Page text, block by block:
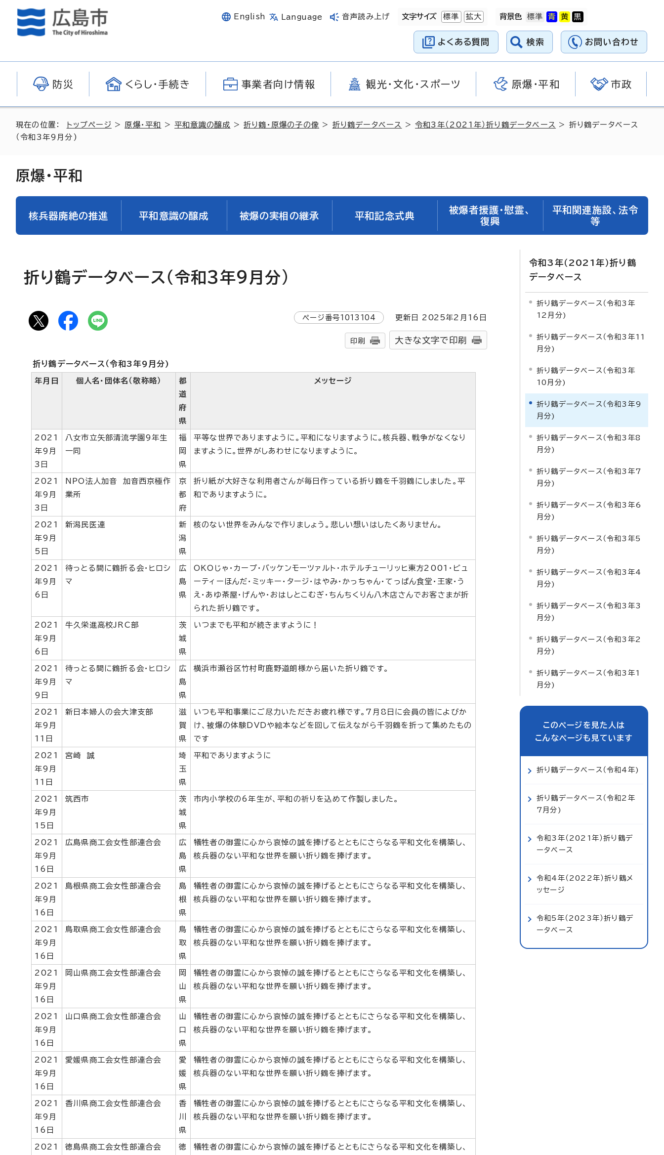
English Language 音声読み上げ 文字サイズ 標準 拡大 背景色
よくある質問 検索 お問い合わせ
防災 くらし・手続き 事業者向け情報 観光・文化・スポーツ 原爆・平和 市政
現在の位置： トップページ > 原爆・平和 >平和意識の醸成 >折り鶴・原爆の子の像 > 折り鶴データベース >令和3年（2021年）折り鶴データベース > 折り鶴データベース
（令和3年9月分)
原爆・平和
核兵器廃絶の推進 平和意識の醸成 被爆の実相の継承 平和記念式典
被爆者援護・慰霊、
復興
平和関連施設、法令
等
折り鶴データベース（令和3年9月分)
ページ番号1013104 更新日 2025年2月 16 日
印刷 大きな文字で印刷
折り鶴データベース（令和3年9月分)
年月日 個人名・団体名（敬称略）
都
道
府
県
メッセージ
2021
年9月
3日
八女市立矢部清流学園9年生
一同
福
岡
県
平等な世界でありますように。平和になりますように。核兵器、戦争がなくなり
ますように。世界がしあわせになりますように。
2021
年9月
3日
NPO法人加音 加音西京極作
業所
京
都
府
折り紙が大好きな利用者さんが毎日作っている折り鶴を千羽鶴にしました。平
和でありますように。
2021
年9月
5日
新潟民医連
新
潟
県
核のない世界をみんなで作りましょう。悲しい想いはしたくありません。
2021
年9月
6日
待っとる間に鶴折る会・ヒロシ
マ
広
島
県
OKOじゃ・カープ・バッケンモーツァルト・ホテルチューリッヒ東方2001・ビュ
ーティーほんだ・ミッキー・タージ・はやみ・かっちゃん・てっぱん食堂・王家・う
え・あゆ茶屋・げんや・おはしとこむぎ・ちんちくりん八木店さんでお客さまが折
られた折り鶴です。
2021
年9月
6日
牛久栄進高校JRC部
茨
城
県
いつまでも平和が続きますように！
2021
年9月
9日
待っとる間に鶴折る会・ヒロシ
マ
広
島
県
横浜市瀬谷区竹村町鹿野道朗様から届いた折り鶴です。
2021
年9月
11日
新日本婦人の会大津支部
滋
賀
県
いつも平和事業にご尽力いただきお疲れ様です。7月8日に会員の皆によびか
け、被爆の体験DVDや絵本などを回して伝えながら千羽鶴を折って集めたもの
です
2021
年9月
11日
宮崎 誠
埼
玉
県
平和でありますように
2021
年9月
15日
筑西市
茨
城
県
市内小学校の6年生が、平和の祈りを込めて作製しました。
2021
年9月
16日
広島県商工会女性部連合会
広
島
県
犠牲者の御霊に心から哀悼の誠を捧げるとともにさらなる平和文化を構築し、
核兵器のない平和な世界を願い折り鶴を捧げます。
2021
年9月
16日
島根県商工会女性部連合会
島
根
県
犠牲者の御霊に心から哀悼の誠を捧げるとともにさらなる平和文化を構築し、
核兵器のない平和な世界を願い折り鶴を捧げます。
2021
年9月
16日
鳥取県商工会女性部連合会
鳥
取
県
犠牲者の御霊に心から哀悼の誠を捧げるとともにさらなる平和文化を構築し、
核兵器のない平和な世界を願い折り鶴を捧げます。
2021
年9月
16日
岡山県商工会女性部連合会
岡
山
県
犠牲者の御霊に心から哀悼の誠を捧げるとともにさらなる平和文化を構築し、
核兵器のない平和な世界を願い折り鶴を捧げます。
2021
年9月
16日
山口県商工会女性部連合会
山
口
県
犠牲者の御霊に心から哀悼の誠を捧げるとともにさらなる平和文化を構築し、
核兵器のない平和な世界を願い折り鶴を捧げます。
2021
年9月
16日
愛媛県商工会女性部連合会
愛
媛
県
犠牲者の御霊に心から哀悼の誠を捧げるとともにさらなる平和文化を構築し、
核兵器のない平和な世界を願い折り鶴を捧げます。
2021
年9月
16日
香川県商工会女性部連合会
香
川
県
犠牲者の御霊に心から哀悼の誠を捧げるとともにさらなる平和文化を構築し、
核兵器のない平和な世界を願い折り鶴を捧げます。
2021
徳島県商工会女性部連合会
徳
犠牲者の御霊に心から哀悼の誠を捧げるとともにさらなる平和文化を構築し、
令和3年（2021年）折り鶴
データベース
折り鶴データベース（令和3年
12月分)
折り鶴データベース（令和3年11
月分)
折り鶴データベース（令和3年
10月分)
折り鶴データベース（令和3年9
月分)
折り鶴データベース（令和3年8
月分)
折り鶴データベース（令和3年7
月分)
折り鶴データベース（令和3年6
月分)
折り鶴データベース（令和3年5
月分)
折り鶴データベース（令和3年4
月分)
折り鶴データベース（令和3年3
月分)
折り鶴データベース（令和3年2
月分)
折り鶴データベース（令和3年1
月分)
このページを見た人は
こんなページも見ています
折り鶴データベース（令和4年)
折り鶴データベース（令和2年
7月分)
令和3年（2021年）折り鶴デ
ータベース
令和4年（2022年）折り鶴メ
ッセージ
令和5年（2023年）折り鶴デ
ータベース